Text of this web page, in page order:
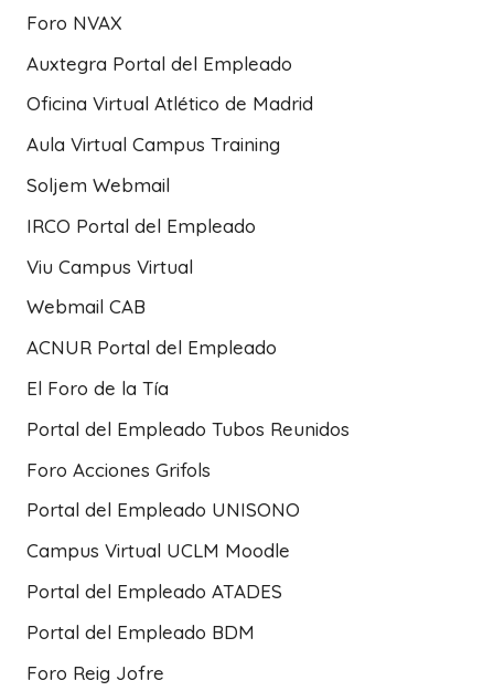
Foro NVAX
Auxtegra Portal del Empleado
Oficina Virtual Atlético de Madrid
Aula Virtual Campus Training
Soljem Webmail
IRCO Portal del Empleado
Viu Campus Virtual
Webmail CAB
ACNUR Portal del Empleado
El Foro de la Tía
Portal del Empleado Tubos Reunidos
Foro Acciones Grifols
Portal del Empleado UNISONO
Campus Virtual UCLM Moodle
Portal del Empleado ATADES
Portal del Empleado BDM
Foro Reig Jofre